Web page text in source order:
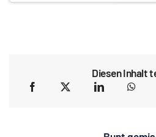
Diesen Inhalt